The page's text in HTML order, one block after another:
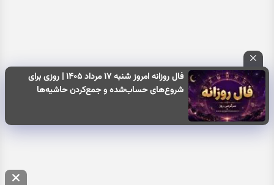
فال روزانه امروز شنبه ۱۷ مرداد ۱۴۰۵ | روزی برای
شروع‌های حساب‌شده و جمع‌کردن حاشیه‌ها